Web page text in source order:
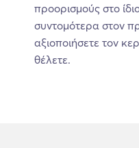
προορισμούς στο
συντομότερα στον
αξιοποιήσετε τον
θέλετε.